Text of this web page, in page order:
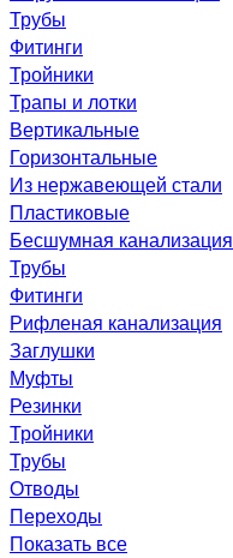
Трубы
Фитинги
Тройники
Трапы и лотки
Вертикальные
Горизонтальные
Из нержавеющей стали
Пластиковые
Бесшумная канализация
Трубы
Фитинги
Рифленая канализация
Заглушки
Муфты
Резинки
Тройники
Трубы
Отводы
Переходы
Показать все